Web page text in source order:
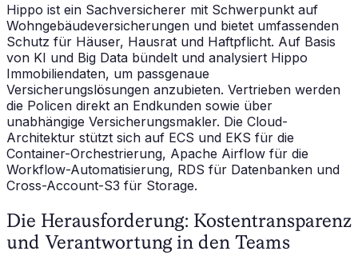
Hippo ist ein Sachversicherer mit Schwerpunkt auf
Wohngebäudeversicherungen und bietet umfassenden
Schutz für Häuser, Hausrat und Haftpflicht. Auf Basis
von KI und Big Data bündelt und analysiert Hippo
Immobiliendaten, um passgenaue
Versicherungslösungen anzubieten. Vertrieben werden
die Policen direkt an Endkunden sowie über
unabhängige Versicherungsmakler. Die Cloud-
Architektur stützt sich auf ECS und EKS für die
Container-Orchestrierung, Apache Airflow für die
Workflow-Automatisierung, RDS für Datenbanken und
Cross-Account-S3 für Storage.
Die Herausforderung: Kostentransparenz
und Verantwortung in den Teams